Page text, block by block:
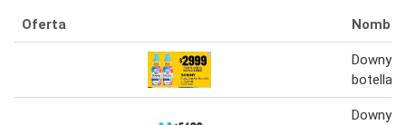
Oferta Nombre
Downy
botella
Downy -